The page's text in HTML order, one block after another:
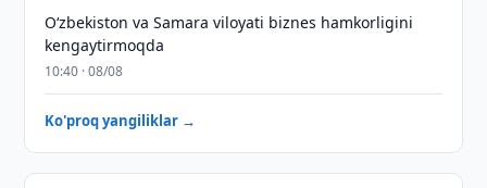
Oʻzbekiston va Samara viloyati biznes hamkorligini
kengaytirmoqda
10:40 · 08/08
Ko'proq yangiliklar →